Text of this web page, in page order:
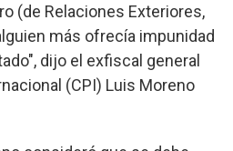
(de Relaciones Exteriores,
más ofrecía impunidad
dijo el exfiscal general
(CPI) Luis Moreno